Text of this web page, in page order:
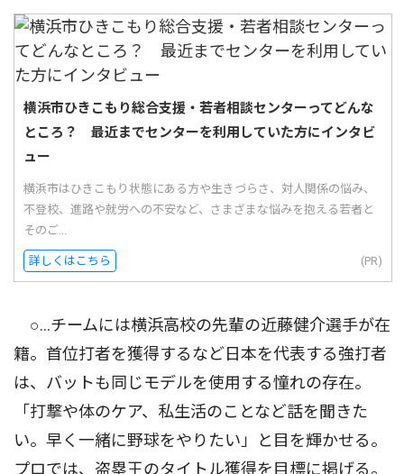
横浜市ひきこもり総合支援・若者相談センターってどんな
ところ？ 最近までセンターを利用していた方にインタビ
ュー
横浜市はひきこもり状態にある方や生きづらさ、対人関係の悩み、
不登校、進路や就労への不安など、さまざまな悩みを抱える若者と
そのご...
詳しくはこちら (PR)
○…チームには横浜高校の先輩の近藤健介選手が在
籍。首位打者を獲得するなど日本を代表する強打者
は、バットも同じモデルを使用する憧れの存在。
「打撃や体のケア、私生活のことなど話を聞きた
い。早く一緒に野球をやりたい」と目を輝かせる。
プロでは、盗塁王のタイトル獲得を目標に掲げる。